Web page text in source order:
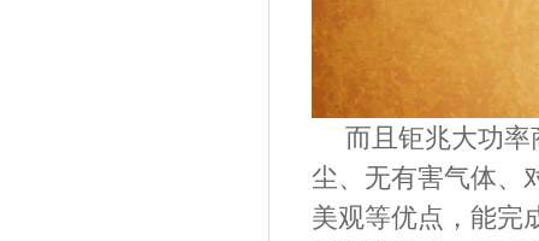
而且 钜兆大功率
尘、无有害气体、
美观等优点，能完